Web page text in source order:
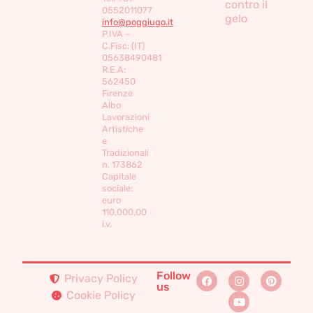
0552011077
info@poggiugo.it
P.IVA –
C.Fisc: (IT)
05638490481
R.E.A:
562450
Firenze
Albo
Lavorazioni
Artistiche
e
Tradizionali
n. 173862
Capitale
sociale:
euro
110,000,00
i.v.
contro il
gelo
Privacy Policy
Cookie Policy
Follow
us